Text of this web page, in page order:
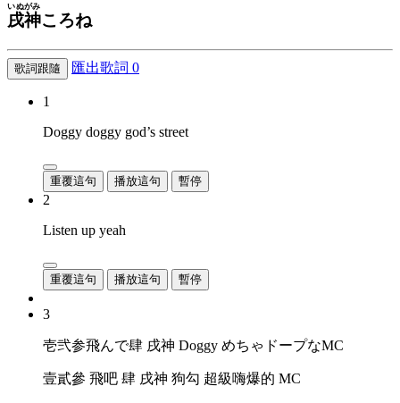
戌神
いぬがみ
ころね
歌詞跟隨 匯出歌詞 0
1
Doggy doggy god’s street
重覆這句 播放這句 暫停
2
Listen up yeah
重覆這句 播放這句 暫停
3
壱弐参飛んで肆 戌神 Doggy めちゃドープなMC
壹貳參 飛吧 肆 戌神 狗勾 超級嗨爆的 MC